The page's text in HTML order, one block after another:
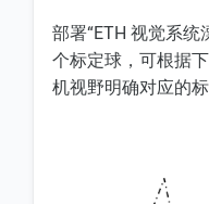
部署“ETH 视觉系统
个标定球，可根据
机视野明确对应的